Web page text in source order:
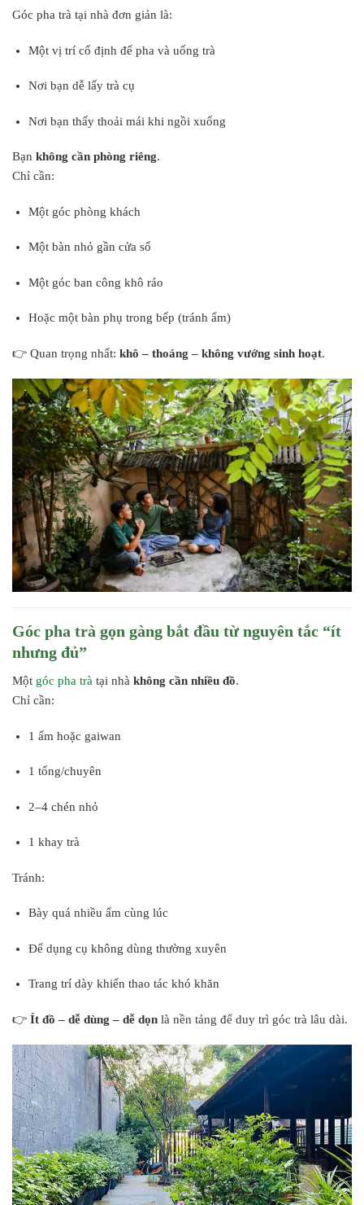
Góc pha trà tại nhà đơn giản là:
Một vị trí cố định để pha và uống trà
Nơi bạn dễ lấy trà cụ
Nơi bạn thấy thoải mái khi ngồi xuống
Bạn không cần phòng riêng.
Chỉ cần:
Một góc phòng khách
Một bàn nhỏ gần cửa sổ
Một góc ban công khô ráo
Hoặc một bàn phụ trong bếp (tránh ẩm)
👉 Quan trọng nhất: khô – thoáng – không vướng sinh hoạt.
Góc pha trà gọn gàng bắt đầu từ nguyên tắc “ít
nhưng đủ”
Một góc pha trà tại nhà không cần nhiều đồ.
Chỉ cần:
1 ấm hoặc gaiwan
1 tống/chuyên
2–4 chén nhỏ
1 khay trà
Tránh:
Bày quá nhiều ấm cùng lúc
Để dụng cụ không dùng thường xuyên
Trang trí dày khiến thao tác khó khăn
👉 Ít đồ – dễ dùng – dễ dọn là nền tảng để duy trì góc trà lâu dài.